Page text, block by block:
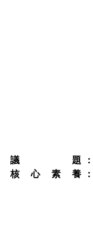
議題
核心素養